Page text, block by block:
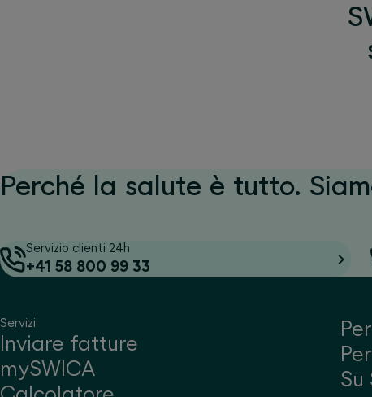
Perché la salute è tutto.
Servizio clienti 24h
+41 58 800 99 33
Servizi
Inviare fatture
mySWICA
Su